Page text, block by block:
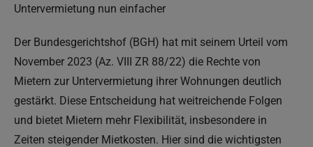
Untervermietung nun einfacher
Der Bundesgerichtshof (BGH) hat mit seinem Urteil vom
November 2023 (Az. VIII ZR 88/22) die Rechte von
Mietern zur Untervermietung ihrer Wohnungen deutlich
gestärkt. Diese Entscheidung hat weitreichende Folgen
und bietet Mietern mehr Flexibilität, insbesondere in
Zeiten steigender Mietkosten. Hier sind die wichtigsten